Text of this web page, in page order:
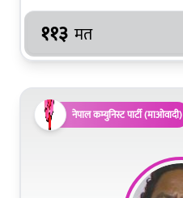
११३ मत
नेपाल कम्युनिस्ट पार्टी (माओवादी)